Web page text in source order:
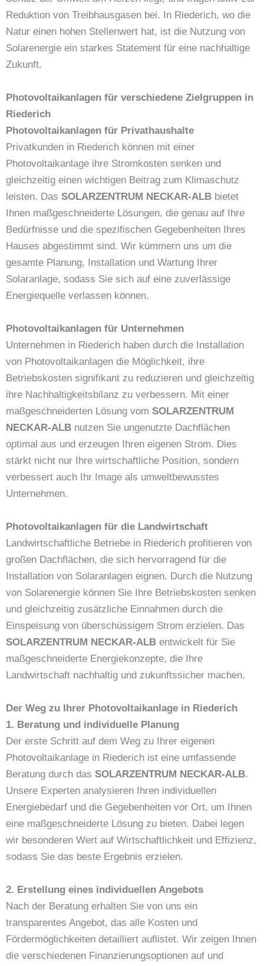
Reduktion von Treibhausgasen bei. In Riederich, wo die
Natur einen hohen Stellenwert hat, ist die Nutzung von
Solarenergie ein starkes Statement für eine nachhaltige
Zukunft.
Photovoltaikanlagen für verschiedene Zielgruppen in
Riederich
Photovoltaikanlagen für Privathaushalte
Privatkunden in Riederich können mit einer
Photovoltaikanlage ihre Stromkosten senken und
gleichzeitig einen wichtigen Beitrag zum Klimaschutz
leisten. Das SOLARZENTRUM NECKAR-ALB bietet
Ihnen maßgeschneiderte Lösungen, die genau auf Ihre
Bedürfnisse und die spezifischen Gegebenheiten Ihres
Hauses abgestimmt sind. Wir kümmern uns um die
gesamte Planung, Installation und Wartung Ihrer
Solaranlage, sodass Sie sich auf eine zuverlässige
Energiequelle verlassen können.
Photovoltaikanlagen für Unternehmen
Unternehmen in Riederich haben durch die Installation
von Photovoltaikanlagen die Möglichkeit, ihre
Betriebskosten signifikant zu reduzieren und gleichzeitig
ihre Nachhaltigkeitsbilanz zu verbessern. Mit einer
maßgeschneiderten Lösung vom SOLARZENTRUM
NECKAR-ALB nutzen Sie ungenutzte Dachflächen
optimal aus und erzeugen Ihren eigenen Strom. Dies
stärkt nicht nur Ihre wirtschaftliche Position, sondern
verbessert auch Ihr Image als umweltbewusstes
Unternehmen.
Photovoltaikanlagen für die Landwirtschaft
Landwirtschaftliche Betriebe in Riederich profitieren von
großen Dachflächen, die sich hervorragend für die
Installation von Solaranlagen eignen. Durch die Nutzung
von Solarenergie können Sie Ihre Betriebskosten senken
und gleichzeitig zusätzliche Einnahmen durch die
Einspeisung von überschüssigem Strom erzielen. Das
SOLARZENTRUM NECKAR-ALB entwickelt für Sie
maßgeschneiderte Energiekonzepte, die Ihre
Landwirtschaft nachhaltig und zukunftssicher machen.
Der Weg zu Ihrer Photovoltaikanlage in Riederich
1. Beratung und individuelle Planung
Der erste Schritt auf dem Weg zu Ihrer eigenen
Photovoltaikanlage in Riederich ist eine umfassende
Beratung durch das SOLARZENTRUM NECKAR-ALB.
Unsere Experten analysieren Ihren individuellen
Energiebedarf und die Gegebenheiten vor Ort, um Ihnen
eine maßgeschneiderte Lösung zu bieten. Dabei legen
wir besonderen Wert auf Wirtschaftlichkeit und Effizienz,
sodass Sie das beste Ergebnis erzielen.
2. Erstellung eines individuellen Angebots
Nach der Beratung erhalten Sie von uns ein
transparentes Angebot, das alle Kosten und
Fördermöglichkeiten detailliert auflistet. Wir zeigen Ihnen
die verschiedenen Finanzierungsoptionen auf und